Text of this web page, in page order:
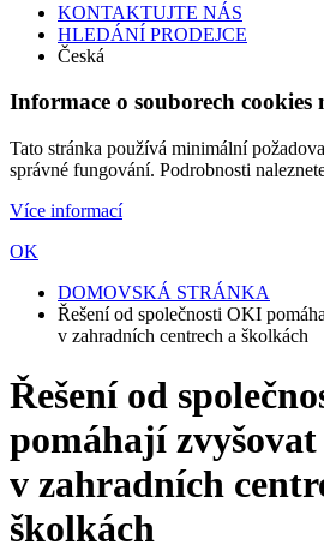
KONTAKTUJTE NÁS
HLEDÁNÍ PRODEJCE
Česká
Informace o souborech cookies
Tato stránka používá minimální
správné fungování. Podrobnosti
Více informací
OK
DOMOVSKÁ STRÁNKA
Řešení od společnosti OKI
v zahradních centrech a školkách
Řešení od
pomáhají
v zahradních
školkách